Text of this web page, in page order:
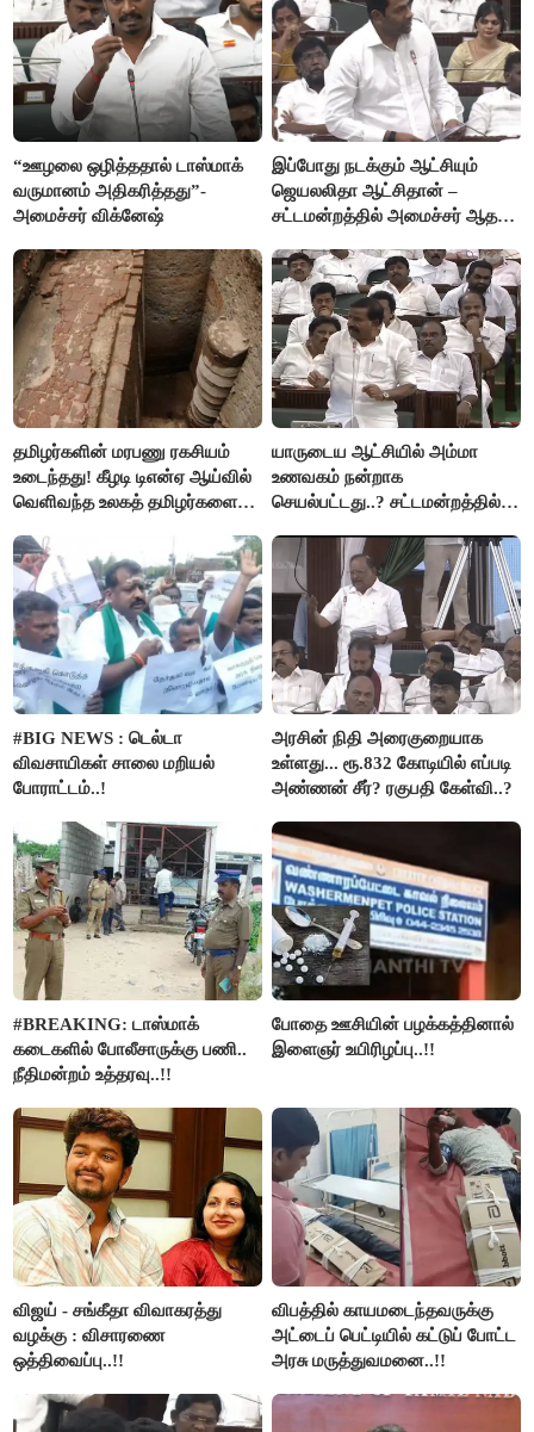
“ஊழலை ஒழித்ததால் டாஸ்மாக்
வருமானம் அதிகரித்தது”-
அமைச்சர் விக்னேஷ்
இப்போது நடக்கும் ஆட்சியும்
ஜெயலலிதா ஆட்சிதான் –
சட்டமன்றத்தில் அமைச்சர் ஆதவ்
தமிழர்களின் மரபணு ரகசியம்
உடைந்தது! கீழடி டிஎன்ஏ ஆய்வில்
வெளிவந்த உலகத் தமிழர்களை
யாருடைய ஆட்சியில் அம்மா
உணவகம் நன்றாக
செயல்பட்டது..? சட்டமன்றத்தில்
#BIG NEWS : டெல்டா
விவசாயிகள் சாலை மறியல்
போராட்டம்..!
அரசின் நிதி அரைகுறையாக
உள்ளது... ரூ.832 கோடியில் எப்படி
அண்ணன் சீர்? ரகுபதி கேள்வி..?
#BREAKING: டாஸ்மாக்
கடைகளில் போலீசாருக்கு பணி..
நீதிமன்றம் உத்தரவு..!!
போதை ஊசியின் பழக்கத்தினால்
இளைஞர் உயிரிழப்பு..!!
விஜய் - சங்கீதா விவாகரத்து
வழக்கு : விசாரணை
ஒத்திவைப்பு..!!
விபத்தில் காயமடைந்தவருக்கு
அட்டைப் பெட்டியில் கட்டுப் போட்ட
அரசு மருத்துவமனை..!!